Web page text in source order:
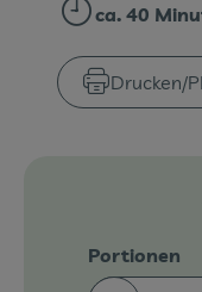
Service
Firmenkunden
ca. 40
Drucken​/​
Portionen